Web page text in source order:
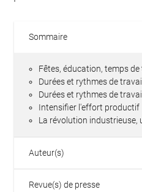
Sommaire
Fêtes, éducation, temps de
Durées et rythmes de
Durées et rythmes de
Intensifier l'effort productif
La révolution industrieuse,
Auteur(s)
Revue(s) de presse